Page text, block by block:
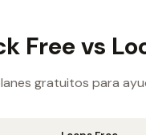
Free vs
gratuitos para